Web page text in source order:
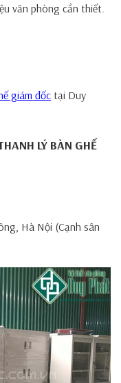
văn phòng cần thiết.
giám đốc tại Duy
LÝ BÀN GHẾ
Hà Nội (Cạnh sân